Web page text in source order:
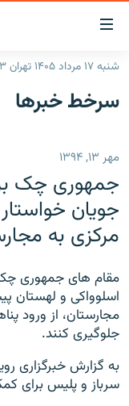
لینک‌های
قابلیت
دسترسی
بازگشت
اصلی
رفتن
صفحه
جستجو
ایران
انتخاب کنید و بشنوید
برنامه‌های رادیویی
پادکست
چندرسانه‌ای
گزارش‌های ویدئویی
English
به ما بپیوندید
شنبه ۱۷ مرداد ۱۴۰۵ تهران ۱۶:۱۳
سرخط‌ خبرها
مهر ۱۳, ۱۳۹۴
جمهوری چک
جویان
مرکزی به
مقام های جمهوری
اسلوواکی و لهستان
مجارستان، از ورود
جلوگیری کنند.
به گزارش خبرگزاری
سرباز و پلیس برای